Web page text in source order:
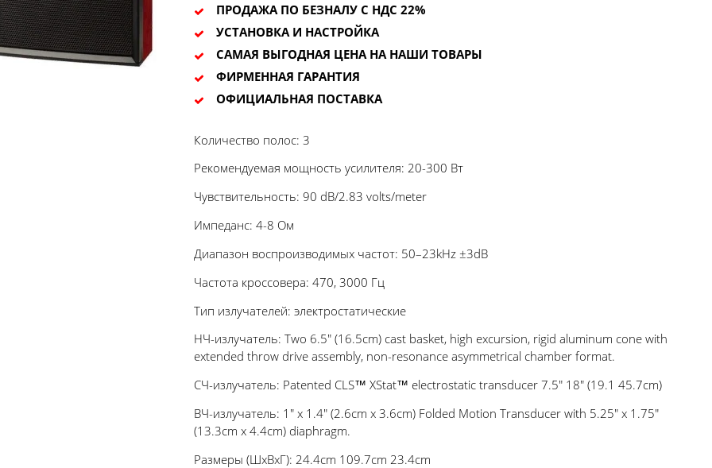
ПРОДАЖА ПО БЕЗНАЛУ С НДС 22%
УСТАНОВКА И НАСТРОЙКА
САМАЯ ВЫГОДНАЯ ЦЕНА НА НАШИ ТОВАРЫ
ФИРМЕННАЯ ГАРАНТИЯ
ОФИЦИАЛЬНАЯ ПОСТАВКА
Количество полос: 3
Рекомендуемая мощность усилителя: 20-300 Вт
Чувствительность: 90 dB/2.83 volts/meter
Импеданс: 4-8 Ом
Диапазон воспроизводимых частот: 50–23kHz ±3dB
Частота кроссовера: 470, 3000 Гц
Тип излучателей: электростатические
НЧ-излучатель: Two 6.5" (16.5cm) cast basket, high excursion, rigid aluminum cone with
extended throw drive assembly, non-resonance asymmetrical chamber format.
СЧ-излучатель: Patented CLS™ XStat™ electrostatic transducer 7.5" 18" (19.1 45.7cm)
ВЧ-излучатель: 1" x 1.4" (2.6cm x 3.6cm) Folded Motion Transducer with 5.25" x 1.75"
(13.3cm x 4.4cm) diaphragm.
Размеры (ШхВхГ): 24.4cm 109.7cm 23.4cm